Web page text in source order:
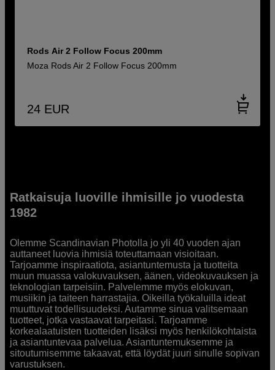
Rods Air 2 Follow Focus 200mm
Moza Rods Air 2 Follow Focus 200mm
24 EUR
Ratkaisuja luoville ihmisille jo vuodesta
1982
Olemme Scandinavian Photolla jo yli 40 vuoden ajan
auttaneet luovia ihmisiä toteuttamaan visioitaan.
Tarjoamme inspiraatiota, asiantuntemusta ja tuotteita
muun muassa valokuvauksen, äänen, videokuvauksen ja
teknologian tarpeisiin. Palvelemme myös elokuvan,
musiikin ja taiteen harrastajia. Oikeilla työkaluilla ideat
muuttuvat todellisuudeksi. Autamme sinua valitsemaan
tuotteet, jotka vastaavat tarpeitasi. Tarjoamme
korkealaatuisten tuotteiden lisäksi myös henkilökohtaista
ja asiantuntevaa palvelua. Asiantuntemuksemme ja
sitoutumisemme takaavat, että löydät juuri sinulle sopivan
varustuksen.